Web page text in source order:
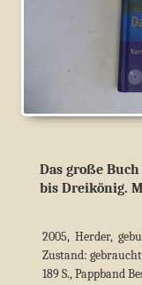
Das große
bis Dreikönig.
2005, Herder,
Zustand:
189 S., Pappband